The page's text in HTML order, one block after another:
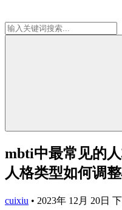
mbti中最常见的
人格类型如何调
cuixiu • 2023年 12月 20日